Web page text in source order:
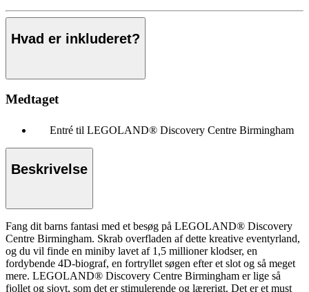
Hvad er inkluderet?
Medtaget
Entré til LEGOLAND® Discovery Centre Birmingham
Beskrivelse
Fang dit barns fantasi med et besøg på LEGOLAND® Discovery
Centre Birmingham. Skrab overfladen af dette kreative eventyrland,
og du vil finde en miniby lavet af 1,5 millioner klodser, en
fordybende 4D-biograf, en fortryllet søgen efter et slot og så meget
mere. LEGOLAND® Discovery Centre Birmingham er lige så
fjollet og sjovt, som det er stimulerende og lærerigt. Det er et must